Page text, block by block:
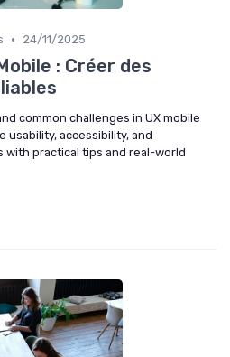
• 24/11/2025
: Créer des
common challenges in UX mobile
usability, accessibility, and
practical tips and real-world